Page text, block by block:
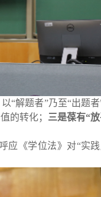
“解题者”乃至“出题
的转化； 三是葆有“
应《学位法》对“实